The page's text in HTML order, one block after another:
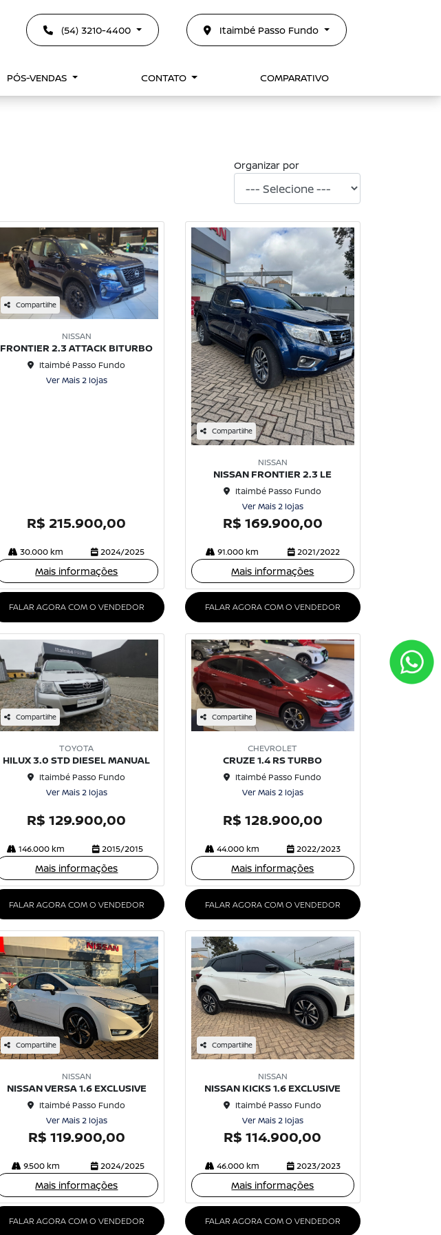
(54) 3210-4400 Itaimbé Passo Fundo
PÓS-VENDAS CONTATO COMPARATIVO
Organizar por
Compartilhe
NISSAN
FRONTIER 2.3 ATTACK BITURBO
Itaimbé Passo Fundo
Ver Mais 2 lojas
R$ 215.900,00
30.000 km 2024/2025
Mais informações
FALAR AGORA COM O VENDEDOR
Compartilhe
NISSAN
NISSAN FRONTIER 2.3 LE
Itaimbé Passo Fundo
Ver Mais 2 lojas
R$ 169.900,00
91.000 km 2021/2022
Mais informações
FALAR AGORA COM O VENDEDOR
Compartilhe
TOYOTA
HILUX 3.0 STD DIESEL MANUAL
Itaimbé Passo Fundo
Ver Mais 2 lojas
R$ 129.900,00
146.000 km 2015/2015
Mais informações
FALAR AGORA COM O VENDEDOR
Compartilhe
CHEVROLET
CRUZE 1.4 RS TURBO
Itaimbé Passo Fundo
Ver Mais 2 lojas
R$ 128.900,00
44.000 km 2022/2023
Mais informações
FALAR AGORA COM O VENDEDOR
Compartilhe
NISSAN
NISSAN VERSA 1.6 EXCLUSIVE
Itaimbé Passo Fundo
Ver Mais 2 lojas
R$ 119.900,00
9.500 km 2024/2025
Mais informações
FALAR AGORA COM O VENDEDOR
Compartilhe
NISSAN
NISSAN KICKS 1.6 EXCLUSIVE
Itaimbé Passo Fundo
Ver Mais 2 lojas
R$ 114.900,00
46.000 km 2023/2023
Mais informações
FALAR AGORA COM O VENDEDOR